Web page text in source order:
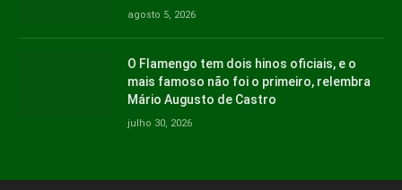
agosto 5, 2026
O Flamengo tem dois hinos oficiais, e o
mais famoso não foi o primeiro, relembra
Mário Augusto de Castro
julho 30, 2026